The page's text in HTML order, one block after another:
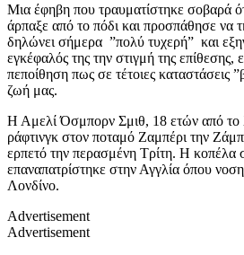
Μια έφηβη που τραυματίστηκε σοβαρά
άρπαξε από το πόδι και προσπάθησε να
δηλώνει σήμερα ”πολύ τυχερή” και
εγκέφαλός της την στιγμή της επίθεσης,
πεποίθηση πως σε τέτοιες καταστάσεις
ζωή μας.
Η Αμελί Όσμπορν Σμιθ, 18 ετών από το
ράφτινγκ στον ποταμό Ζαμπέρι την
ερπετό την περασμένη Τρίτη. Η κοπέλα
επαναπατρίστηκε στην Αγγλία όπου
Λονδίνο.
Advertisement
Advertisement